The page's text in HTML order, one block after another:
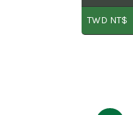
TWD NT$